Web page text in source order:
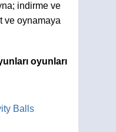
indirme ve
ve oynamaya
oyunları
Balls